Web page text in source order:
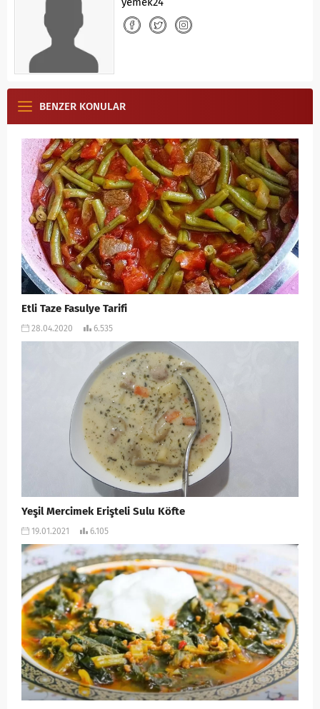
BENZER KONULAR
Etli Taze Fasulye Tarifi
28.04.2020 6.535
Yeşil Mercimek Erişteli Sulu Köfte
19.01.2021 6.105